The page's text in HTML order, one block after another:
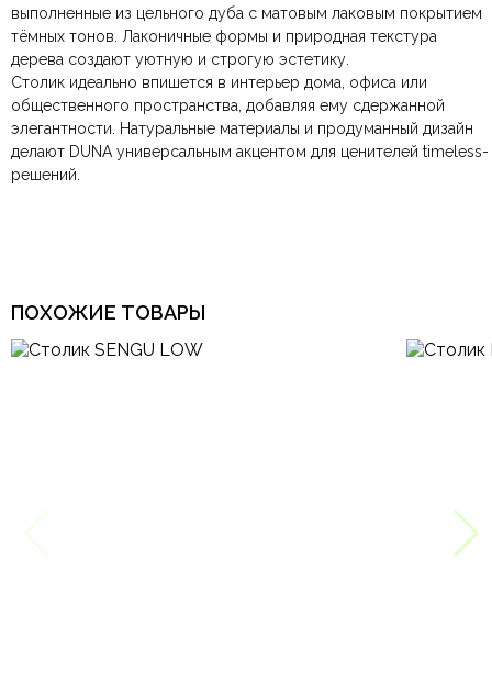
выполненные из цельного дуба с матовым лаковым покрытием
тёмных тонов. Лаконичные формы и природная текстура
дерева создают уютную и строгую эстетику.
Столик идеально впишется в интерьер дома, офиса или
общественного пространства, добавляя ему сдержанной
элегантности. Натуральные материалы и продуманный дизайн
делают DUNA универсальным акцентом для ценителей timeless-
решений.
Размеры ШxГxВ 500х500х480 мм.
Цвет Белый, Черный
Гостиная, Кабинет
По всей России:отправляем через транспортную
компаниюСДЭК. Срок доставки —до 7 дней.
По Москве и Санкт-Петербургу:быстрая
Яндекс.Доставка— доставка в день заказа.
Оплата в салоне-магазине— наличными или картой
при самовывозе.
Безналичная оплата по счёту— для юридических и
физических лиц.
Онлайн оплата картой — быстрая и безопасная через
сайт.
Ваша общая оценка
Заголовок вашего отзыва
ПОХОЖИЕ ТОВАРЫ